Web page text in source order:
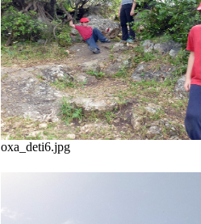
oxa_deti6.jpg